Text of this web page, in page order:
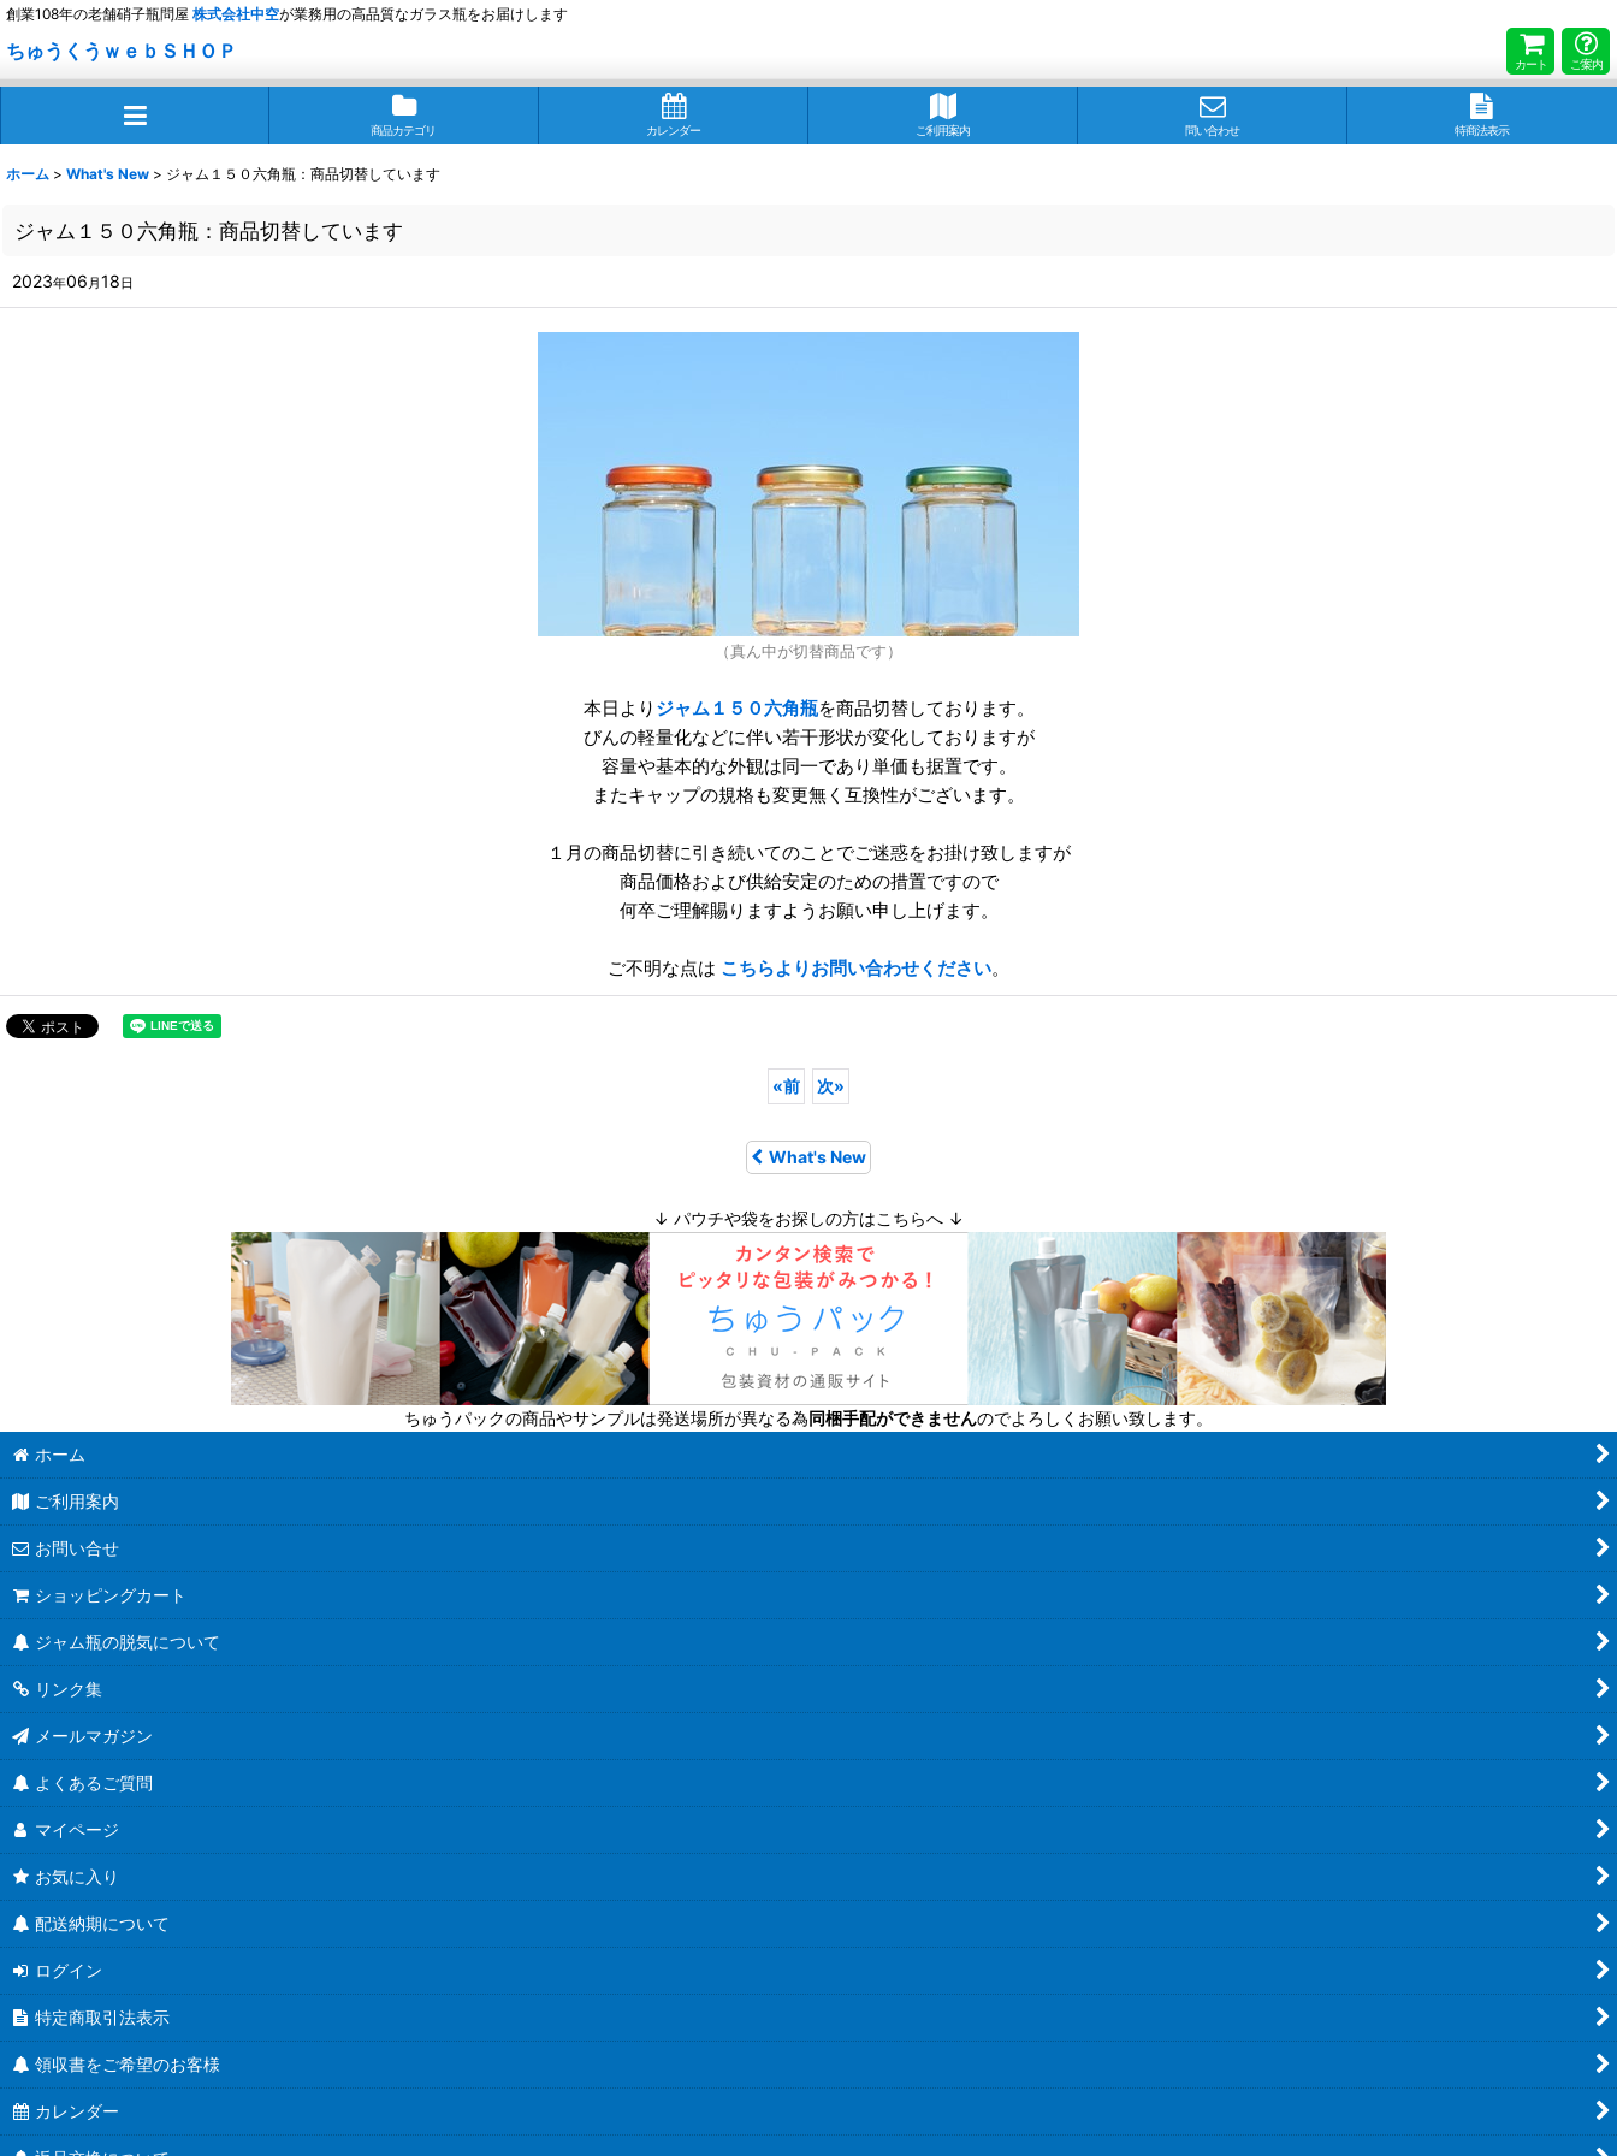
創業108年の老舗硝子瓶問屋 株式会社中空が業務用の高品質なガラス瓶をお届けします
ちゅうくうｗｅｂＳＨＯＰ
カート ご案内
商品カテゴリ カレンダー ご利用案内 問い合わせ 特商法表示
ホーム > What's New > ジャム１５０六角瓶：商品切替しています
ジャム１５０六角瓶：商品切替しています
2023年06 月18日
（真ん中が切替商品です）
本日より ジャム１５０六角瓶を商品切替しております。
びんの軽量化などに伴い若干形状が変化しておりますが
容量や基本的な外観は同一であり単価も据置です。
またキャップの規格も変更無く互換性がございます。
１月の商品切替に引き続いてのことでご迷惑をお掛け致しますが
商品価格および供給安定のための措置ですので
何卒ご理解賜りますようお願い申し上げます。
ご不明な点は こちらよりお問い合わせください。
«前 次»
What's New
↓ パウチや袋をお探しの方はこちらへ ↓
ちゅうパックの商品やサンプルは発送場所が異なる為同梱手配ができませんのでよろしくお願い致します。
ホーム
ご利用案内
お問い合せ
ショッピングカート
ジャム瓶の脱気について
リンク集
メールマガジン
よくあるご質問
マイページ
お気に入り
配送納期について
ログイン
特定商取引法表示
領収書をご希望のお客様
カレンダー